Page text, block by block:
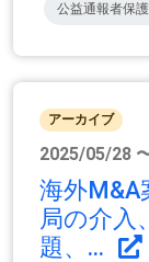
公益通報者保
アーカイブ
2025/05/28
海外M&A
局の介入
題、...